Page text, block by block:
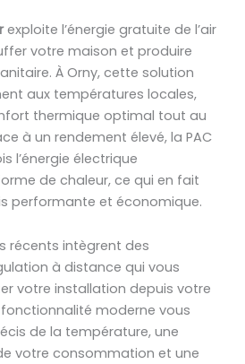
exploite l’énergie gratuite de l’air
votre maison et produire
À Orny, cette solution
aux températures locales,
thermique optimal tout au
à un rendement élevé, la PAC
l’énergie électrique
de chaleur, ce qui en fait
performante et économique.
récents intègrent des
à distance qui vous
votre installation depuis votre
moderne vous
de la température, une
votre consommation et une